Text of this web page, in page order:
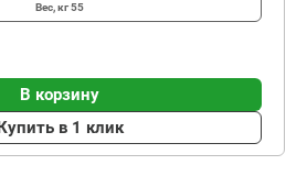
Вес, кг55
В корзину
в 1 клик